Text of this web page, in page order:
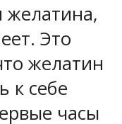
желатина,
Это
желатин
к себе
часы